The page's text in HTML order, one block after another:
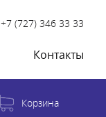
+7 (727) 346 33 33
Контакты
Корзина